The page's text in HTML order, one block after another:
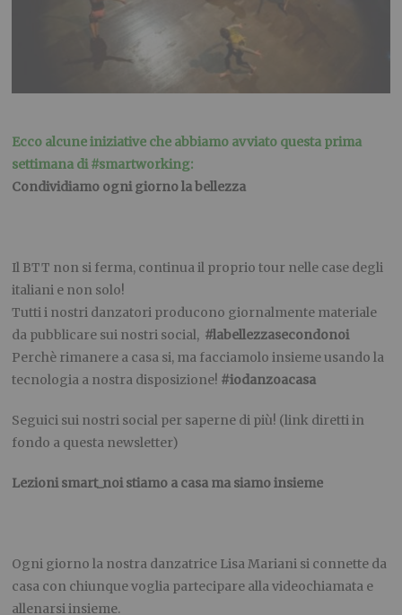
Ecco alcune iniziative che abbiamo avviato questa prima
settimana di #smartworking:
Condividiamo ogni giorno la bellezza
Il BTT non si ferma, continua il proprio tour nelle case degli
italiani e non solo!
Tutti i nostri danzatori producono giornalmente materiale
da pubblicare sui nostri social, #labellezzasecondonoi
Perchè rimanere a casa si, ma facciamolo insieme usando la
tecnologia a nostra disposizione! #iodanzoacasa
Seguici sui nostri social per saperne di più! (link diretti in
fondo a questa newsletter)
Lezioni smart_noi stiamo a casa ma siamo insieme
Ogni giorno la nostra danzatrice Lisa Mariani si connette da
casa con chiunque voglia partecipare alla videochiamata e
allenarsi insieme.